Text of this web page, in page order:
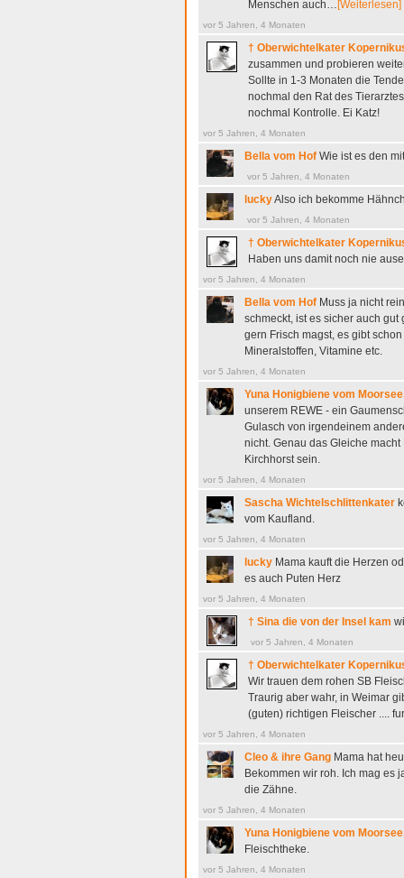
Menschen auch… [Weiterlesen]
vor 5 Jahren, 4 Monaten
† Oberwichtelkater
zusammen und probieren
Sollte in 1-3 Monaten die
nochmal den Rat des
nochmal Kontrolle. Ei Katz!
vor 5 Jahren, 4 Monaten
Bella vom Hof Wie ist es den
vor 5 Jahren, 4 Monaten
luckyAlso ich bekomme
vor 5 Jahren, 4 Monaten
† Oberwichtelkater
Haben uns damit noch nie
vor 5 Jahren, 4 Monaten
Bella vom Hof Muss ja nicht
schmeckt, ist es sicher auch
gern Frisch magst, es gibt
Mineralstoffen, Vitamine etc.
vor 5 Jahren, 4 Monaten
Yuna Honigbiene vom
unserem REWE - ein
Gulasch von irgendeinem
nicht. Genau das Gleiche
Kirchhorst sein.
vor 5 Jahren, 4 Monaten
Sascha Wichtelschlittenkater
vom Kaufland.
vor 5 Jahren, 4 Monaten
lucky Mama kauft die Herzen
es auch Puten Herz
vor 5 Jahren, 4 Monaten
† Sina die von der Insel kam
vor 5 Jahren, 4 Monaten
† Oberwichtelkater
Wir trauen dem rohen SB
Traurig aber wahr, in Weimar
(guten) richtigen Fleischer ....
vor 5 Jahren, 4 Monaten
Cleo & ihre Gang Mama hat
Bekommen wir roh. Ich mag es
die Zähne.
vor 5 Jahren, 4 Monaten
Yuna Honigbiene vom
Fleischtheke.
vor 5 Jahren, 4 Monaten